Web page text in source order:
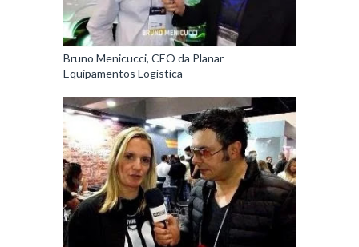
Bruno Menicucci, CEO da Planar
Equipamentos Logística